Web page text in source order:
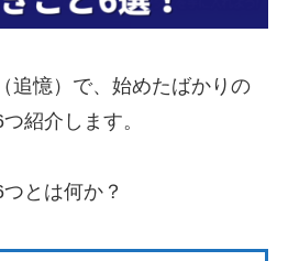
追憶）で、始めたばかりの
紹介します。
とは何か？